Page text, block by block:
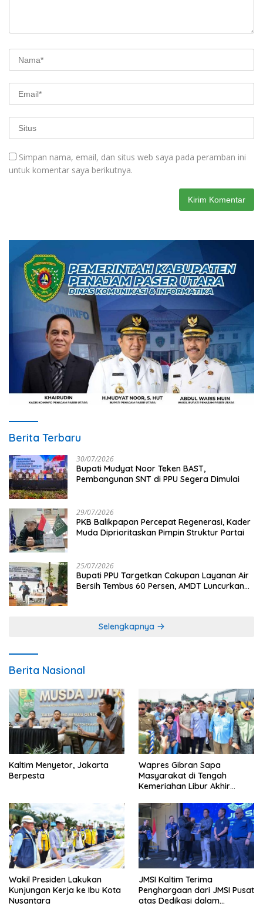
Simpan nama, email, dan situs web saya pada peramban ini
untuk komentar saya berikutnya.
Berita Terbaru
30/07/2026
Bupati Mudyat Noor Teken BAST,
Pembangunan SNT di PPU Segera Dimulai
29/07/2026
PKB Balikpapan Percepat Regenerasi, Kader
Muda Diprioritaskan Pimpin Struktur Partai
25/07/2026
Bupati PPU Targetkan Cakupan Layanan Air
Bersih Tembus 60 Persen, AMDT Luncurkan
Selengkapnya
Berita Nasional
Kaltim Menyetor, Jakarta
Berpesta
Wapres Gibran Sapa
Masyarakat di Tengah
Kemeriahan Libur Akhir
Wakil Presiden Lakukan
Kunjungan Kerja ke Ibu Kota
Nusantara
JMSI Kaltim Terima
Penghargaan dari JMSI Pusat
atas Dedikasi dalam